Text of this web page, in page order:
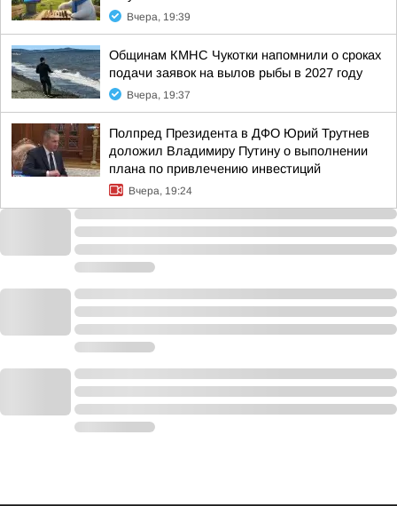
Вчера, 19:39
Общинам КМНС Чукотки напомнили о сроках
подачи заявок на вылов рыбы в 2027 году
Вчера, 19:37
Полпред Президента в ДФО Юрий Трутнев
доложил Владимиру Путину о выполнении
плана по привлечению инвестиций
Вчера, 19:24